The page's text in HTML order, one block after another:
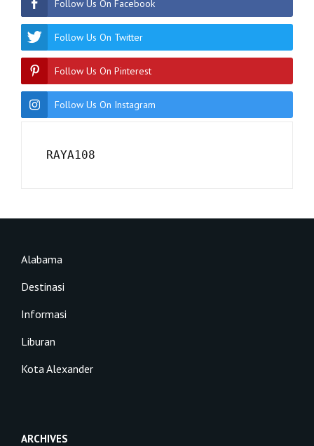
Follow Us On Facebook
Follow Us On Twitter
Follow Us On Pinterest
Follow Us On Instagram
RAYA108
Alabama
Destinasi
Informasi
Liburan
Kota Alexander
ARCHIVES